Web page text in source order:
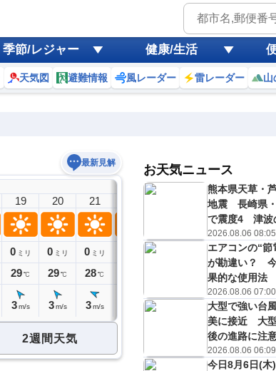
季節/レジャー 健康/生活
天気図 避難情報 風レーダー 雷レーダー 山
最新見解
19
0 ミリ
29℃
3 m/s
20
0 ミリ
29℃
3 m/s
21
0 ミリ
28℃
3 m/s
7日(金)
0
ミリ
℃
m/s
1
0ミリ
27℃
2m/s
0
2週間天気
お天気ニュース
熊本県天草・
地震 長崎県
で震度4 津波
2026.08.06 08:05
エアコンの“
が勘違い？
果的な使用法
2026.08.06 07:00
大型で強い台
美に接近 大
後の進路に注
2026.08.06 06:09
今日8月6日(